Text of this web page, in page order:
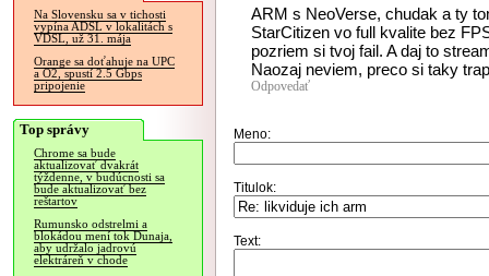
Na Slovensku sa v tichosti
vypína ADSL v lokalitách s
VDSL, už 31. mája
Orange sa doťahuje na UPC
a O2, spustí 2.5 Gbps
pripojenie
Top správy
Chrome sa bude
aktualizovať dvakrát
týždenne, v budúcnosti sa
bude aktualizovať bez
reštartov
Rumunsko odstrelmi a
blokádou mení tok Dunaja,
aby udržalo jadrovú
elektráreň v chode
ARM s NeoVerse, chudak a ty
StarCitizen vo full kvalite bez
pozriem si tvoj fail. A daj to
Naozaj neviem, preco si taky
Odpovedať
Meno:
Titulok:
Text: